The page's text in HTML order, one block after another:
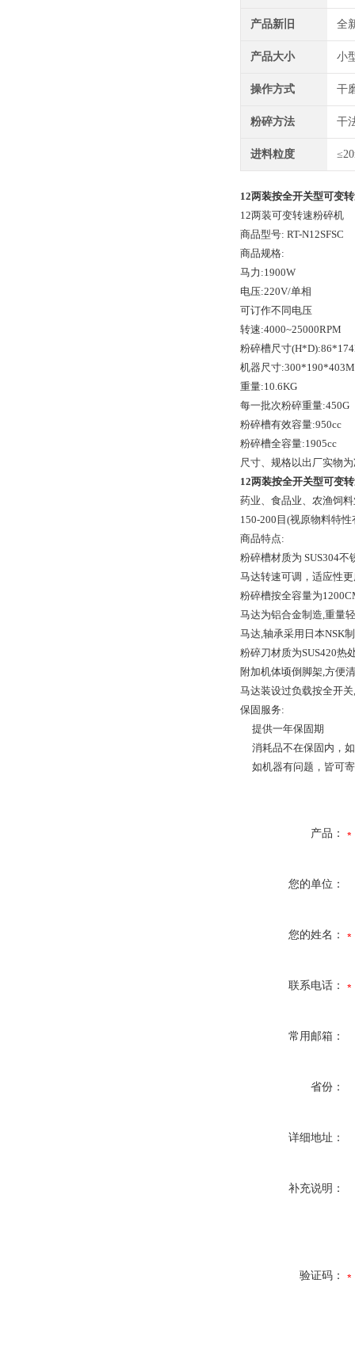
产品新旧 全
产品大小 小
操作方式 干
粉碎方法 干
进料粒度
12两装按全开关型可变
12两装可变转速粉碎机
商品型号: RT-N12SFSC
商品规格:
马力:1900W
电压:220V/单相
可订作不同电压
转速:4000~25000RPM
粉碎槽尺寸
机器尺寸
重量:10.6KG
每一批次粉碎重量:450G
粉碎槽有效容量:950cc
粉碎槽全容量:1905cc
尺寸、规格以出厂实物
12两装按全开关型可变
药业、食品业、农渔饲
150-200目(视原物料特
商品特点:
粉碎槽材质为 SUS304
马达转速可调，适应性
粉碎槽按全容量为
马达为铝合金制造,重量
马达,轴承采用日本NSK
粉碎刀材质为SUS420热
附加机体顷倒脚架,方便
马达装设过负载按全开
保固服务:
提供一年保固期
消耗品不在保固内，
如机器有问题，皆可
产品：
您的单位：
您的姓名：
联系电话：
常用邮箱：
省份：
详细地址：
补充说明：
验证码：